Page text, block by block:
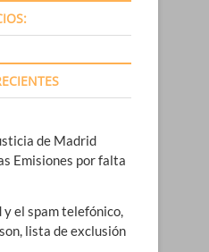
de Madrid
Emisiones por falta
el spam telefónico,
lista de exclusión